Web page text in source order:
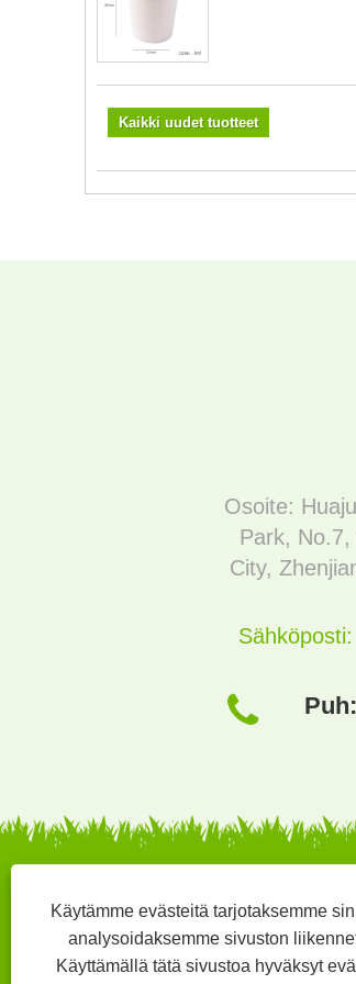
Kaikki uudet tuotteet
Osoite:
Park,
City,
Sähköposti:
Puh:
Kotiin
Käytämme evästeitä tarjotaksemme
analysoidaksemme sivuston
Käyttämällä tätä sivustoa hyväksyt